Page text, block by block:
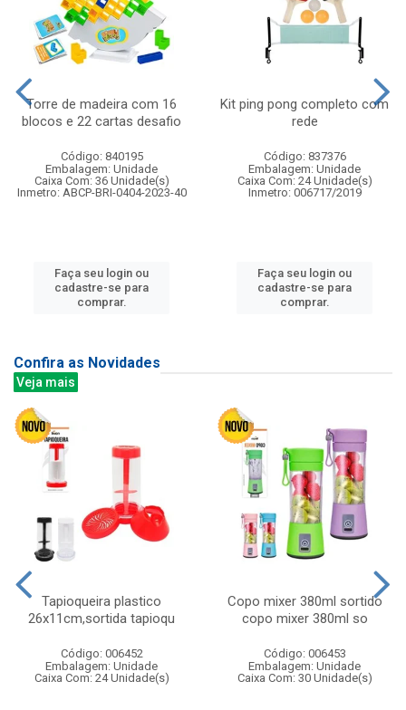
Torre de madeira com 16
blocos e 22 cartas desafio
Código: 840195
Embalagem: Unidade
Caixa Com: 36 Unidade(s)
Inmetro: ABCP-BRI-0404-2023-40
Faça seu login ou
cadastre-se para
comprar.
Kit ping pong completo com
rede
Código: 837376
Embalagem: Unidade
Caixa Com: 24 Unidade(s)
Inmetro: 006717/2019
Faça seu login ou
cadastre-se para
comprar.
Confira as Novidades
Veja mais
Tapioqueira plastico
26x11cm,sortida tapioqu
Código: 006452
Embalagem: Unidade
Caixa Com: 24 Unidade(s)
Copo mixer 380ml sortido
copo mixer 380ml so
Código: 006453
Embalagem: Unidade
Caixa Com: 30 Unidade(s)